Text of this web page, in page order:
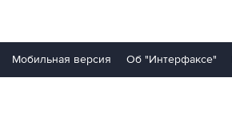
Мобильная версия Об "Интерфаксе"